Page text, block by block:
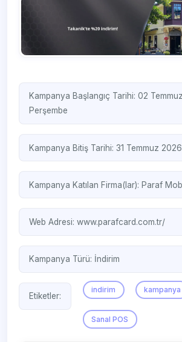
Kampanya Başlangıç Tarihi: 02
Perşembe
Kampanya Bitiş Tarihi: 31 Temmuz
Kampanya Katılan Firma(lar): Paraf
Web Adresi:www.parafcard.com.tr/
Kampanya Türü: İndirim
Etiketler:
indirim kampanya
Sanal POS